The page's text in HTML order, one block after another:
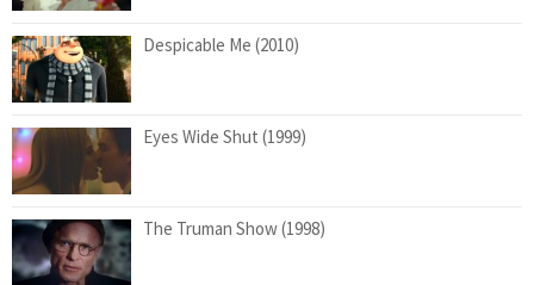
Despicable Me (2010)
Eyes Wide Shut (1999)
The Truman Show (1998)